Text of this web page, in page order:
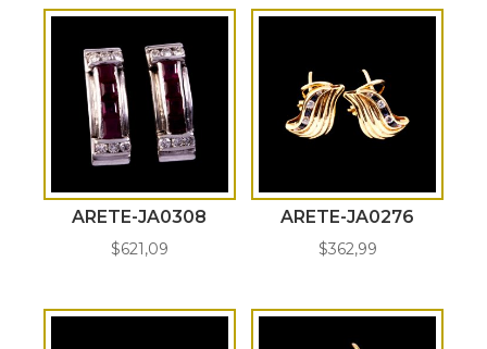
ARETE-JA0308
$621,09
ARETE-JA0276
$362,99